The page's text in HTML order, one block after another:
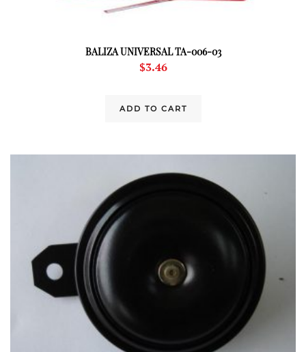
BALIZA UNIVERSAL TA-006-03
$3.46
ADD TO CART